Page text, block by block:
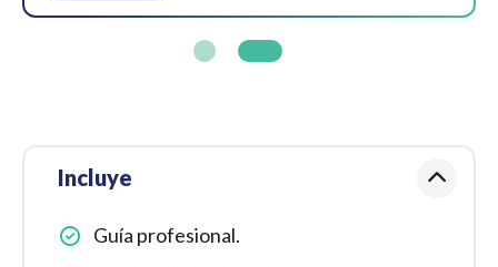
Incluye
Guía profesional.